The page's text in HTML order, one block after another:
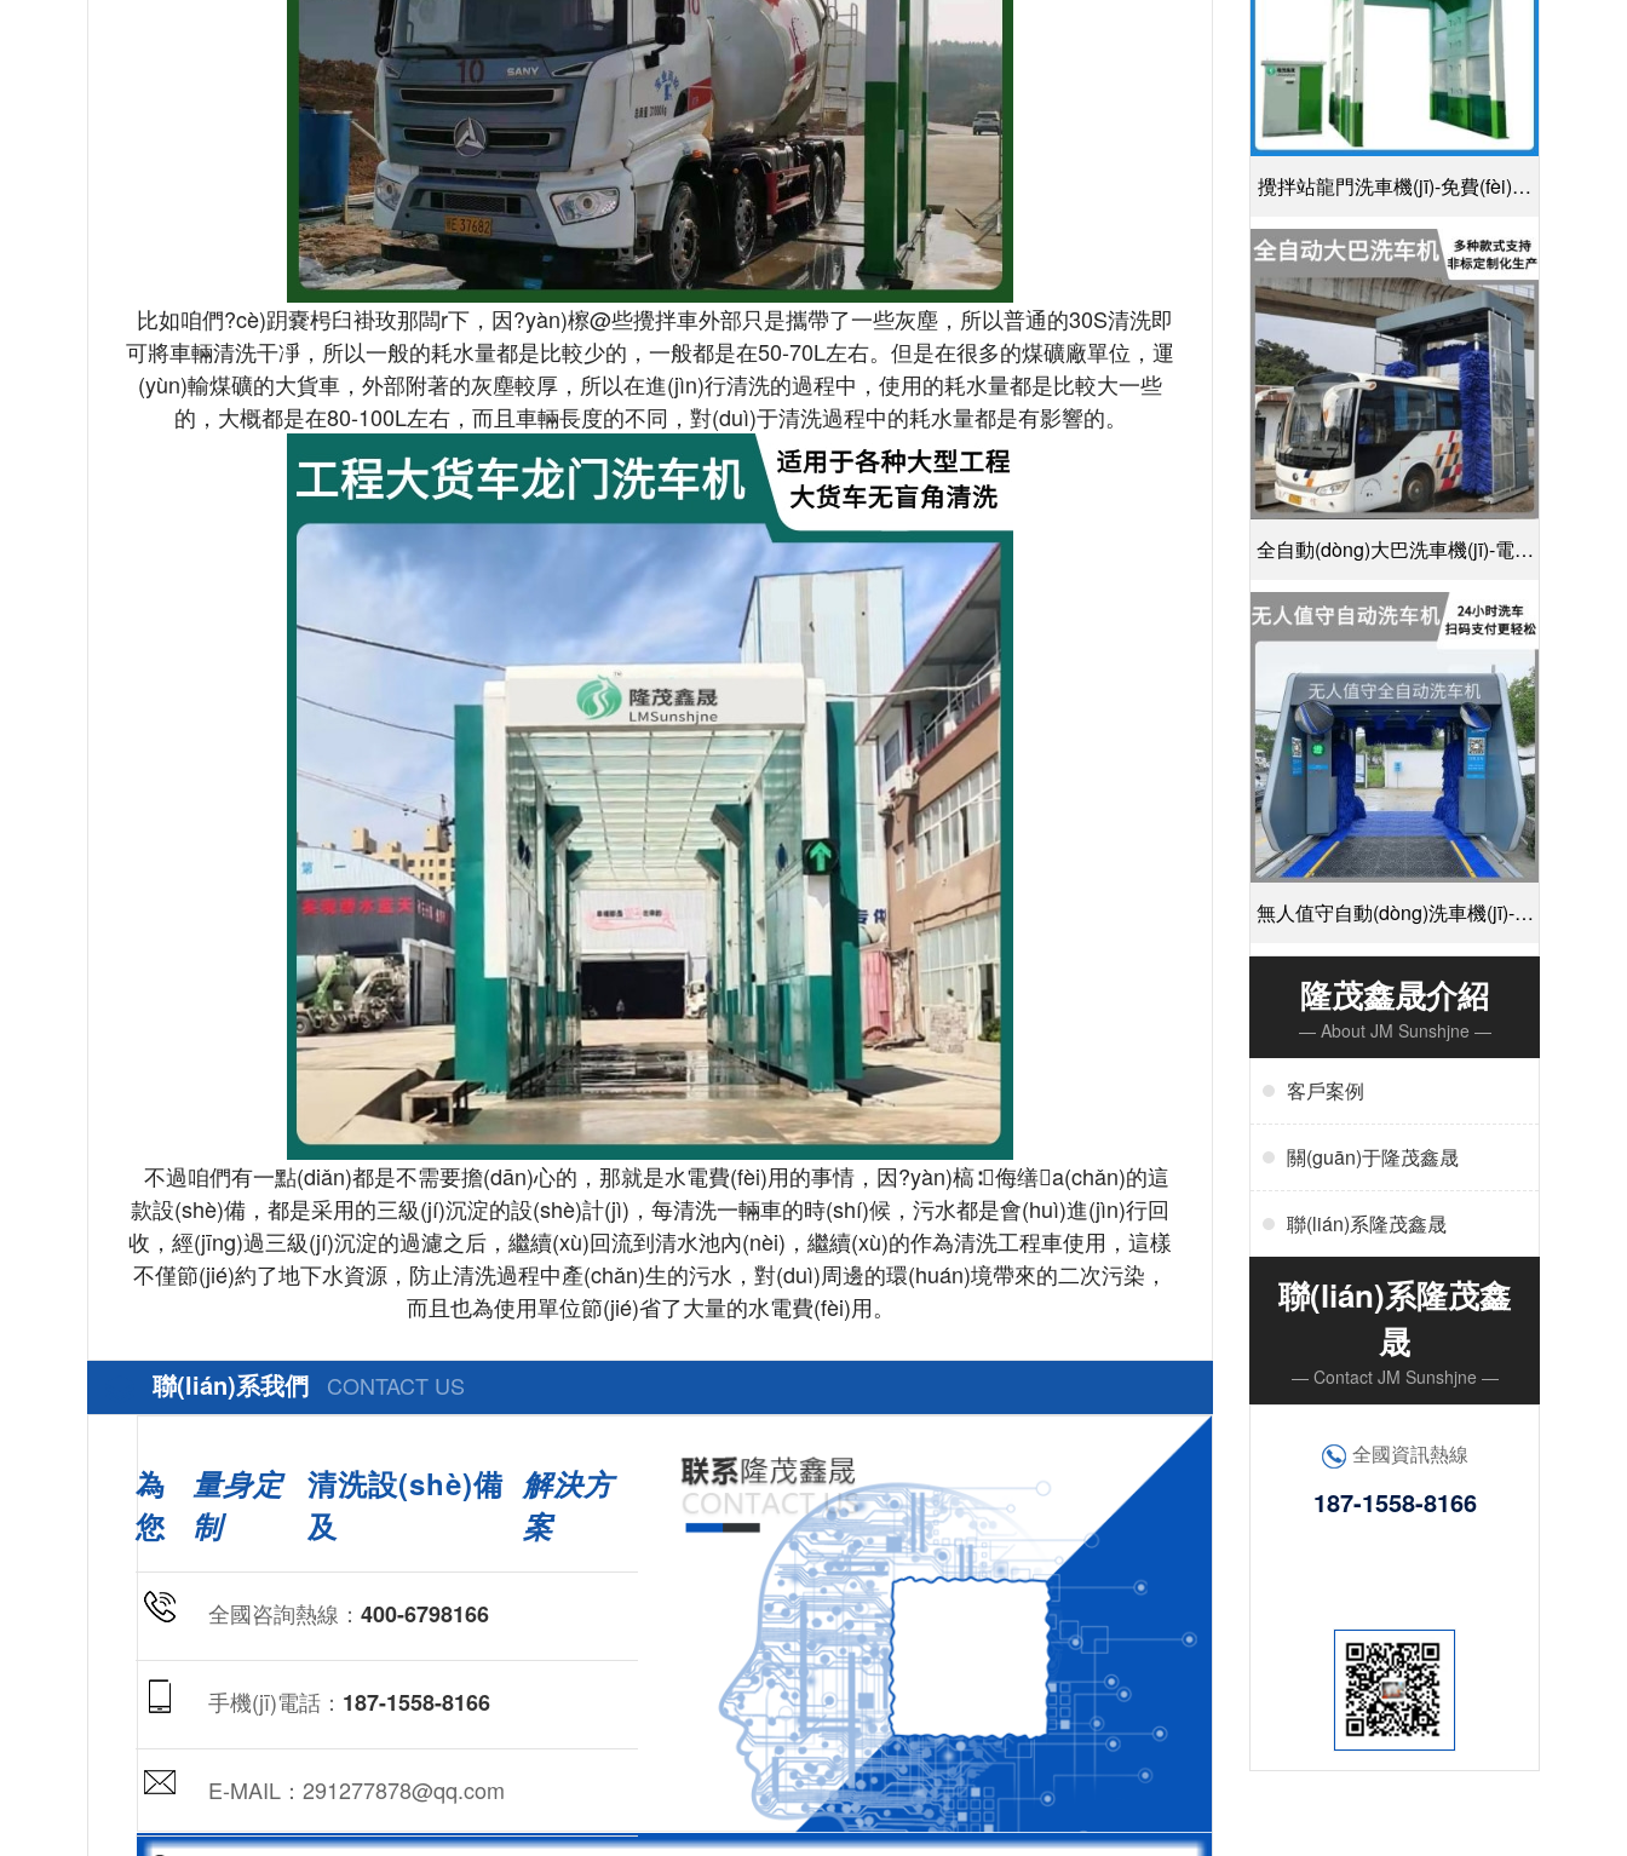
比如咱們?cè)跀嚢枵臼褂玫那闆r下，因?yàn)檫@些攪拌車外部只是攜帶了一些灰塵，所以普通的30S清洗即
可將車輛清洗干凈，所以一般的耗水量都是比較少的，一般都是在50-70L左右。但是在很多的煤礦廠單位，運
(yùn)輸煤礦的大貨車，外部附著的灰塵較厚，所以在進(jìn)行清洗的過程中，使用的耗水量都是比較大一些
的，大概都是在80-100L左右，而且車輛長度的不同，對(duì)于清洗過程中的耗水量都是有影響的。
不過咱們有一點(diǎn)都是不需要擔(dān)心的，那就是水電費(fèi)用的事情，因?yàn)槁∶侮缮a(chǎn)的這
款設(shè)備，都是采用的三級(jí)沉淀的設(shè)計(jì)，每清洗一輛車的時(shí)候，污水都是會(huì)進(jìn)行回
收，經(jīng)過三級(jí)沉淀的過濾之后，繼續(xù)回流到清水池內(nèi)，繼續(xù)的作為清洗工程車使用，這樣
不僅節(jié)約了地下水資源，防止清洗過程中產(chǎn)生的污水，對(duì)周邊的環(huán)境帶來的二次污染，
而且也為使用單位節(jié)省了大量的水電費(fèi)用。
聯(lián)系我們 CONTACT US
為
您
量身定
制
清洗設(shè)備
及
解決方
案
全國咨詢熱線： 400-6798166
手機(jī)電話： 187-1558-8166
E-MAIL：291277878@qq.com
攪拌站龍門洗車機(jī)-免費(fèi)設
(shè)計(jì)30S潔凈方案[隆茂鑫晟]
全自動(dòng)大巴洗車機(jī)-電腦
控制一鍵啟動(dòng)清洗[隆茂鑫
晟]
無人值守自動(dòng)洗車機(jī)-掃
碼支付24小時(shí)不停機(jī)洗車
[隆茂鑫晟]
隆茂鑫晟介紹
— About JM Sunshjne —
客戶案例
關(guān)于隆茂鑫晟
聯(lián)系隆茂鑫晟
聯(lián)系隆茂鑫
晟
— Contact JM Sunshjne —
全國資訊熱線
187-1558-8166